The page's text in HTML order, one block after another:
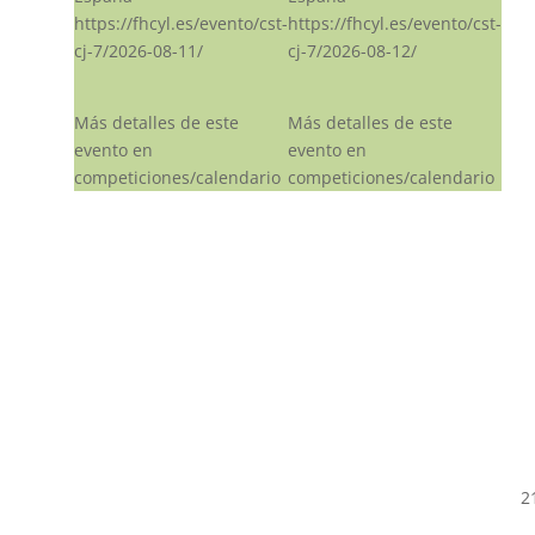
https://fhcyl.es/evento/cst-
cj-7/2026-08-11/
Más detalles de este
evento en
competiciones/calendario
https://fhcyl.es/evento/cst-
cj-7/2026-08-12/
Más detalles de este
evento en
competiciones/calendario